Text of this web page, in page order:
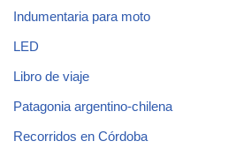
Indumentaria para moto
LED
Libro de viaje
Patagonia argentino-chilena
Recorridos en Córdoba